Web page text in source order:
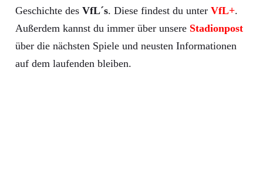
Geschichte des VfL´s. Diese findest du unter VfL+.
Außerdem kannst du immer über unsere Stadionpost
über die nächsten Spiele und neusten Informationen
auf dem laufenden bleiben.